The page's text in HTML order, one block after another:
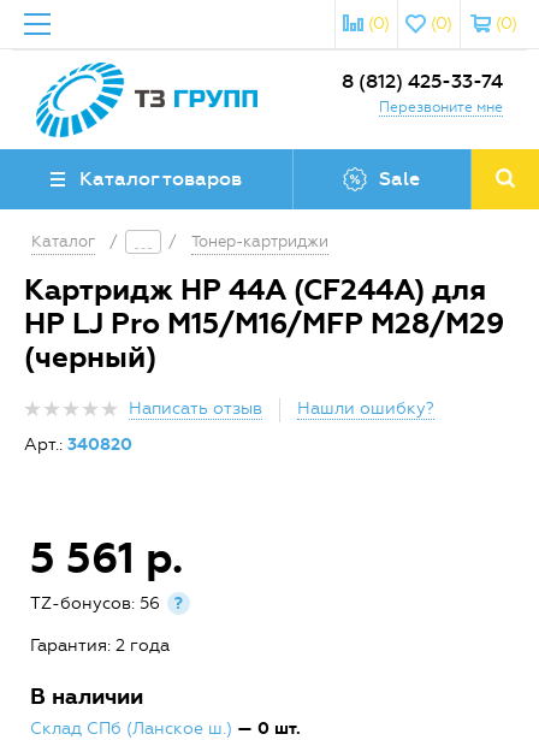
(0)
(0)
(0)
8 (812) 425-33-74
Перезвоните мне
Каталог товаров Sale
Каталог / / Тонер-картриджи
Картридж HP 44A (CF244A) для
HP LJ Pro M15/M16/MFP M28/M29
(черный)
Написать отзыв
Нашли ошибку?
Арт.: 340820
5 561 р.
TZ-бонусов: 56 ?
Гарантия: 2 года
В наличии
Склад СПб (Ланское ш.) — 0 шт.